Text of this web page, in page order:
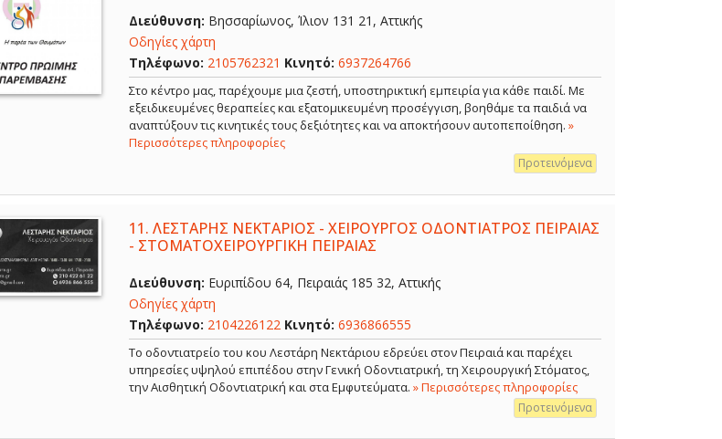
Διεύθυνση: Βησσαρίωνος, Ίλιον 131 21, Αττικής
Οδηγίες χάρτη
Τηλέφωνο: 2105762321 Κινητό: 6937264766
Στο κέντρο μας, παρέχουμε μια ζεστή, υποστηρικτική εμπειρία για κάθε παιδί. Με
εξειδικευμένες θεραπείες και εξατομικευμένη προσέγγιση, βοηθάμε τα παιδιά να
αναπτύξουν τις κινητικές τους δεξιότητες και να αποκτήσουν αυτοπεποίθηση. »
Περισσότερες πληροφορίες
Προτεινόμενα
11. ΛΕΣΤΑΡΗΣ ΝΕΚΤΑΡΙΟΣ - ΧΕΙΡΟΥΡΓΟΣ ΟΔΟΝΤΙΑΤΡΟΣ ΠΕΙΡΑΙΑΣ
- ΣΤΟΜΑΤΟΧΕΙΡΟΥΡΓΙΚΗ ΠΕΙΡΑΙΑΣ
Διεύθυνση: Ευριπίδου 64, Πειραιάς 185 32, Αττικής
Οδηγίες χάρτη
Τηλέφωνο: 2104226122 Κινητό: 6936866555
Το οδοντιατρείο του κου Λεστάρη Νεκτάριου εδρεύει στον Πειραιά και παρέχει
υπηρεσίες υψηλού επιπέδου στην Γενική Οδοντιατρική, τη Χειρουργική Στόματος,
την Αισθητική Οδοντιατρική και στα Εμφυτεύματα. » Περισσότερες πληροφορίες
Προτεινόμενα